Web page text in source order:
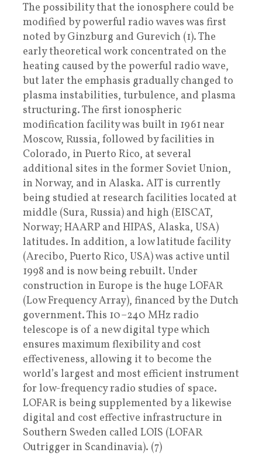
The possibility that the ionosphere could be
modified by powerful radio waves was first
noted by Ginzburg and Gurevich (1). The
early theoretical work concentrated on the
heating caused by the powerful radio wave,
but later the emphasis gradually changed to
plasma instabilities, turbulence, and plasma
structuring. The first ionospheric
modification facility was built in 1961 near
Moscow, Russia, followed by facilities in
Colorado, in Puerto Rico, at several
additional sites in the former Soviet Union,
in Norway, and in Alaska. AIT is currently
being studied at research facilities located at
middle (Sura, Russia) and high (EISCAT,
Norway; HAARP and HIPAS, Alaska, USA)
latitudes. In addition, a low latitude facility
(Arecibo, Puerto Rico, USA) was active until
1998 and is now being rebuilt. Under
construction in Europe is the huge LOFAR
(Low Frequency Array), financed by the Dutch
government. This 10–240 MHz radio
telescope is of a new digital type which
ensures maximum flexibility and cost
effectiveness, allowing it to become the
world’s largest and most efficient instrument
for low-frequency radio studies of space.
LOFAR is being supplemented by a likewise
digital and cost effective infrastructure in
Southern Sweden called LOIS (LOFAR
Outrigger in Scandinavia). (7)